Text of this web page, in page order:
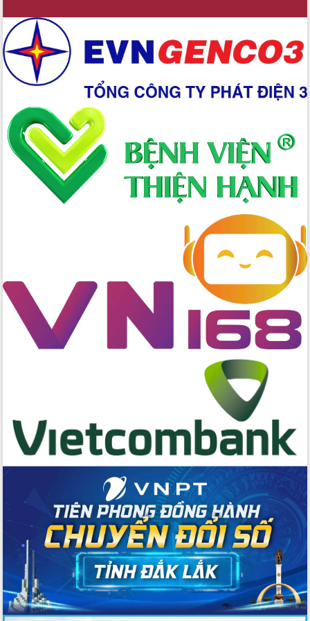
Xây dựng nền hành chính số đồng
hành cùng nông dân dân, doanh nghiệp
Giai đoạn 2026-2030, Đắk Lắk phấn
đấu có 77% xã đạt chuẩn nông thôn
mới
Chuyển đổi số 'mở đường' cho nông
nghiệp Đắk Lắk tăng trưởng bứt phá
Triển khai đồng bộ đo đạc, lập hồ sơ
địa chính, hoàn thiện cơ sở dữ liệu đất
đai
Ứng dụng sinh trắc học - Bước tiến
trong hành trình chuyển đổi số tại Đắk
Tập huấn nâng cao năng lực triển khai
chuyển đổi số cho cán bộ, công chức
cấp xã
Đắk Lắk phát động hưởng ứng Ngày
Quyền của người tiêu dùng Việt Nam
Tổ chức trang trọng Lễ hội Đền thờ
Lương Văn Chánh năm 2026
Phó Bí thư Tỉnh ủy Đắk Lắk Đỗ Hữu
Bệnh án điện tử thúc đẩy chuyển đổi
số y tế tại Đắk Lắk
Chuyển đổi số thư viện: Mở rộng
không gian tri thức trong thời đại số
Đánh giá, rút kinh nghiệm công tác tổ
chức diễn tập trước ngày bầu cử
Chương trình “Gặp gỡ hữu nghị –
Friendship Meeting New Year 2026”